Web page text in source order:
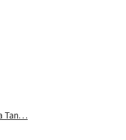
Tan…